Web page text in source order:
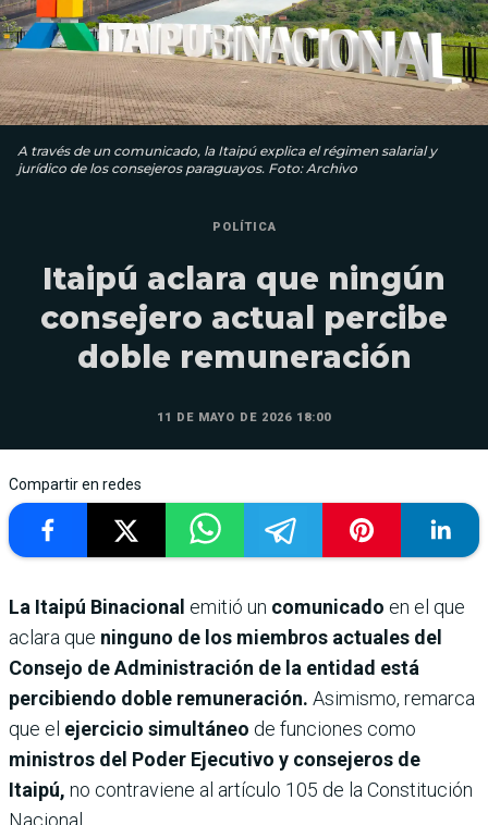
A través de un comunicado, la Itaipú explica el régimen salarial y
jurídico de los consejeros paraguayos. Foto: Archivo
POLÍTICA
Itaipú aclara que ningún
consejero actual percibe
doble remuneración
11 DE MAYO DE 2026 18:00
Compartir en redes
La Itaipú Binacional emitió un comunicado en el que
aclara que ninguno de los miembros actuales del
Consejo de Administración de la entidad está
percibiendo doble remuneración. Asimismo, remarca
que el ejercicio simultáneo de funciones como
ministros del Poder Ejecutivo y consejeros de
Itaipú, no contraviene al artículo 105 de la Constitución